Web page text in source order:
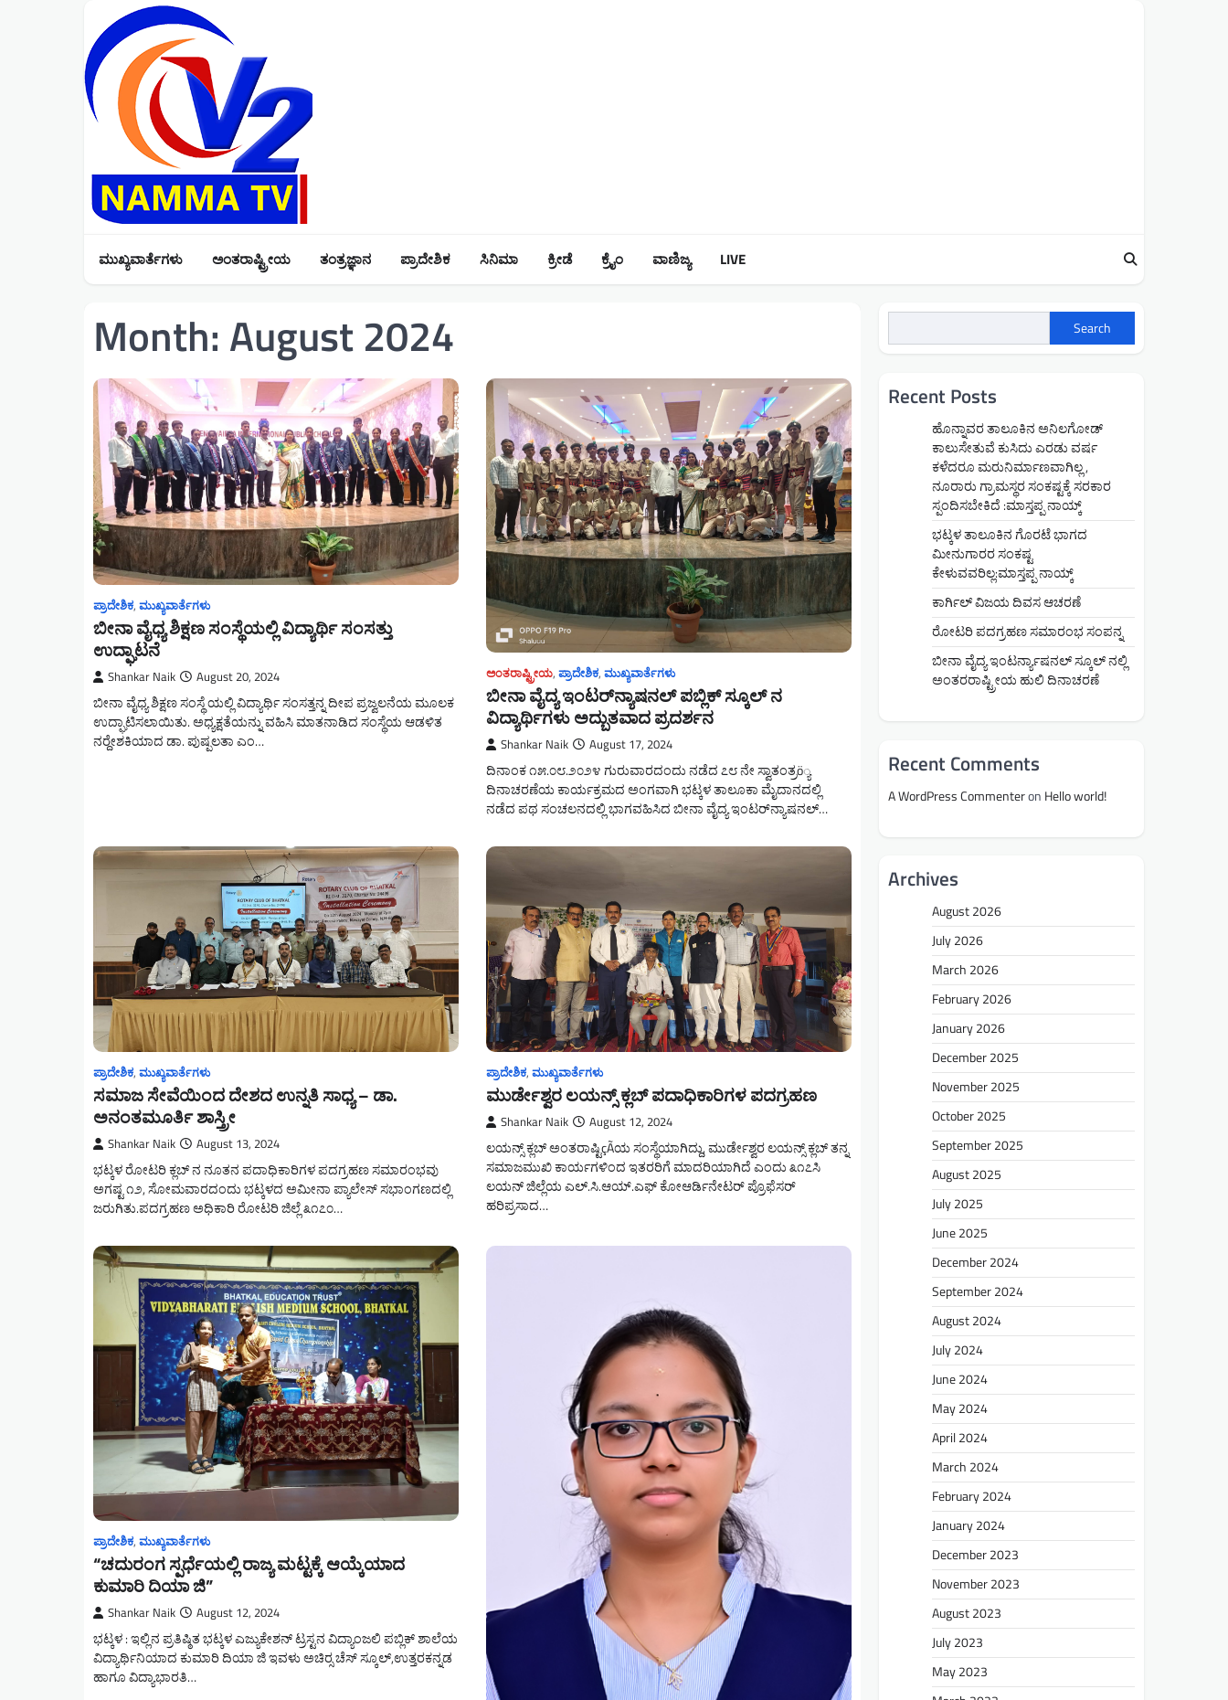
ಮುಖ್ಯವಾರ್ತೆಗಳು ಅಂತರಾಷ್ಟ್ರೀಯ ತಂತ್ರಜ್ಞಾನ ಪ್ರಾದೇಶಿಕ ಸಿನಿಮಾ ಕ್ರೀಡೆ ಕ್ರೈಂ ವಾಣಿಜ್ಯ LIVE
Month: August 2024
ಪ್ರಾದೇಶಿಕ, ಮುಖ್ಯವಾರ್ತೆಗಳು
ಬೀನಾ ವೈಧ್ಯ ಶಿಕ್ಷಣ ಸಂಸ್ಥೆಯಲ್ಲಿ ವಿದ್ಯಾರ್ಥಿ ಸಂಸತ್ತು
ಉದ್ಘಾಟನೆ
Shankar Naik August 20, 2024
ಬೀನಾ ವೈಧ್ಯ ಶಿಕ್ಷಣ ಸಂಸ್ಥೆ ಯಲ್ಲಿ ವಿದ್ಯಾರ್ಥಿ ಸಂಸತ್ತನ್ನ ದೀಪ ಪ್ರಜ್ವಲನೆಯ ಮೂಲಕ
ಉದ್ಘಾಟಿಸಲಾಯಿತು. ಅಧ್ಯಕ್ಷತೆಯನ್ನು ವಹಿಸಿ ಮಾತನಾಡಿದ ಸಂಸ್ಥೆಯ ಆಡಳಿತ
ನರ‍್ದೇಶಕಿಯಾದ ಡಾ. ಪುಷ್ಪಲತಾ ಎಂ…
ಅಂತರಾಷ್ಟ್ರೀಯ, ಪ್ರಾದೇಶಿಕ, ಮುಖ್ಯವಾರ್ತೆಗಳು
ಬೀನಾ ವೈದ್ಯ ಇಂಟರ್‌ನ್ಯಾಷನಲ್ ಪಬ್ಲಿಕ್ ಸ್ಕೂಲ್ ನ
ವಿದ್ಯಾರ್ಥಿಗಳು ಅದ್ಬುತವಾದ ಪ್ರದರ್ಶನ
Shankar Naik August 17, 2024
ದಿನಾಂಕ ೧೫.೦೮.೨೦೨೪ ಗುರುವಾರದಂದು ನಡೆದ ೭೮ ನೇ ಸ್ವಾತಂತ್ರö್ಯ
ದಿನಾಚರಣೆಯ ಕಾರ್ಯಕ್ರಮದ ಅಂಗವಾಗಿ ಭಟ್ಕಳ ತಾಲೂಕಾ ಮೈದಾನದಲ್ಲಿ
ನಡೆದ ಪಥ ಸಂಚಲನದಲ್ಲಿ ಭಾಗವಹಿಸಿದ ಬೀನಾ ವೈದ್ಯ ಇಂಟರ್‌ನ್ಯಾಷನಲ್…
ಪ್ರಾದೇಶಿಕ, ಮುಖ್ಯವಾರ್ತೆಗಳು
ಸಮಾಜ ಸೇವೆಯಿಂದ ದೇಶದ ಉನ್ನತಿ ಸಾಧ್ಯ – ಡಾ.
ಅನಂತಮೂರ್ತಿ ಶಾಸ್ತ್ರೀ
Shankar Naik August 13, 2024
ಭಟ್ಕಳ ರೋಟರಿ ಕ್ಲಬ್ ನ ನೂತನ ಪದಾಧಿಕಾರಿಗಳ ಪದಗ್ರಹಣ ಸಮಾರಂಭವು
ಅಗಷ್ಟ ೧೨, ಸೋಮವಾರದಂದು ಭಟ್ಕಳದ ಅಮೀನಾ ಪ್ಯಾಲೇಸ್ ಸಭಾಂಗಣದಲ್ಲಿ
ಜರುಗಿತು.ಪದಗ್ರಹಣ ಅಧಿಕಾರಿ ರೋಟರಿ ಜಿಲ್ಲೆ ೩೧೭೦…
ಪ್ರಾದೇಶಿಕ, ಮುಖ್ಯವಾರ್ತೆಗಳು
ಮುರ್ಡೇಶ್ವರ ಲಯನ್ಸ್ ಕ್ಲಬ್ ಪದಾಧಿಕಾರಿಗಳ ಪದಗ್ರಹಣ
Shankar Naik August 12, 2024
ಲಯನ್ಸ್ ಕ್ಲಬ್ ಅಂತರಾಷ್ಟಿçÃಯ ಸಂಸ್ಥೆಯಾಗಿದ್ದು, ಮುರ್ಡೇಶ್ವರ ಲಯನ್ಸ್ ಕ್ಲಬ್ ತನ್ನ
ಸಮಾಜಮುಖಿ ಕಾರ್ಯಗಳಿಂದ ಇತರರಿಗೆ ಮಾದರಿಯಾಗಿದೆ ಎಂದು ೩೧೭ಸಿ
ಲಯನ್ ಜಿಲ್ಲೆಯ ಎಲ್.ಸಿ.ಆಯ್.ಎಫ್ ಕೋಆರ್ಡಿನೇಟರ್ ಪ್ರೊಫೆಸರ್
ಹರಿಪ್ರಸಾದ…
ಪ್ರಾದೇಶಿಕ, ಮುಖ್ಯವಾರ್ತೆಗಳು
“ಚದುರಂಗ ಸ್ಪರ್ಧೆಯಲ್ಲಿ ರಾಜ್ಯ ಮಟ್ಟಕ್ಕೆ ಆಯ್ಕೆಯಾದ
ಕುಮಾರಿ ದಿಯಾ ಜಿ”
Shankar Naik August 12, 2024
ಭಟ್ಕಳ : ಇಲ್ಲಿನ ಪ್ರತಿಷ್ಠಿತ ಭಟ್ಕಳ ಎಜ್ಯುಕೇಶನ್ ಟ್ರಸ್ಟನ ವಿದ್ಯಾಂಜಲಿ ಪಬ್ಲಿಕ್ ಶಾಲೆಯ
ವಿದ್ಯಾರ್ಥಿನಿಯಾದ ಕುಮಾರಿ ದಿಯಾ ಜಿ ಇವಳು ಅಚಿರ‍್ಸ ಚೆಸ್ ಸ್ಕೂಲ್,ಉತ್ತರಕನ್ನಡ
ಹಾಗೂ ವಿದ್ಯಾಭಾರತಿ…
Search
Recent Posts
ಹೊನ್ನಾವರ ತಾಲೂಕಿನ ಅನಿಲಗೋಡ್
ಕಾಲುಸೇತುವೆ ಕುಸಿದು ಎರಡು ವರ್ಷ
ಕಳೆದರೂ ಮರುನಿರ್ಮಾಣವಾಗಿಲ್ಲ ,
ನೂರಾರು ಗ್ರಾಮಸ್ಥರ ಸಂಕಷ್ಟಕ್ಕೆ ಸರಕಾರ
ಸ್ಪಂದಿಸಬೇಕಿದೆ :ಮಾಸ್ತಪ್ಪ ನಾಯ್ಕ್
ಭಟ್ಕಳ ತಾಲೂಕಿನ ಗೊರಟೆ ಭಾಗದ
ಮೀನುಗಾರರ ಸಂಕಷ್ಟ
ಕೇಳುವವರಿಲ್ಲ:ಮಾಸ್ತಪ್ಪ ನಾಯ್ಕ್
ಕಾರ್ಗಿಲ್ ವಿಜಯ ದಿವಸ ಆಚರಣೆ
ರೋಟರಿ ಪದಗ್ರಹಣ ಸಮಾರಂಭ ಸಂಪನ್ನ
ಬೀನಾ ವೈದ್ಯ ಇಂಟರ್ನ್ಯಾಷನಲ್ ಸ್ಕೂಲ್ ನಲ್ಲಿ
ಅಂತರರಾಷ್ಟ್ರೀಯ ಹುಲಿ ದಿನಾಚರಣೆ
Recent Comments
A WordPress Commenteron Hello world!
Archives
August 2026
July 2026
March 2026
February 2026
January 2026
December 2025
November 2025
October 2025
September 2025
August 2025
July 2025
June 2025
December 2024
September 2024
August 2024
July 2024
June 2024
May 2024
April 2024
March 2024
February 2024
January 2024
December 2023
November 2023
August 2023
July 2023
May 2023